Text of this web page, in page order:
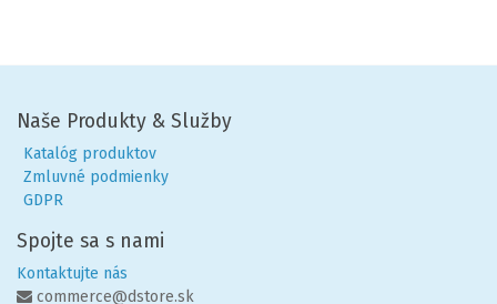
Naše Produkty & Služby
Katalóg produktov
Zmluvné podmienky
GDPR
Spojte sa s nami
Kontaktujte nás
commerce@dstore.sk